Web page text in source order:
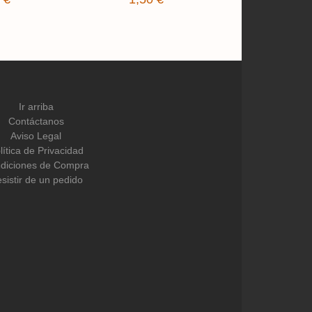
Ir arriba
Contáctanos
Aviso Legal
de Privacidad
de Compra
de un pedido